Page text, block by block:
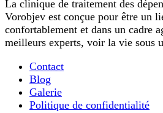
La clinique de traitement des
Vorobjev est conçue pour être un
confortablement et dans un cadre
meilleurs experts, voir la vie sous
Contact
Blog
Galerie
Politique de confidentialité